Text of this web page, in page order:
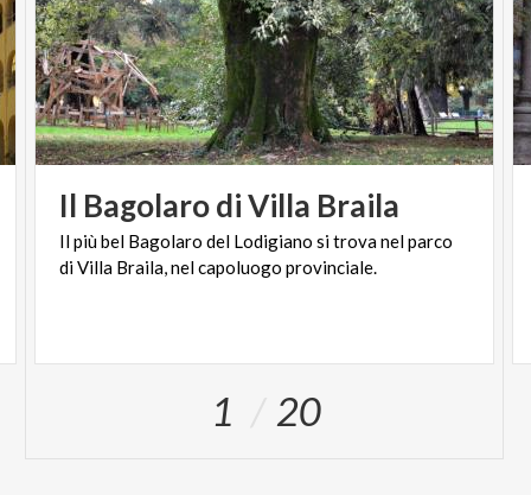
Il BagolarodiVilla Braila
Ilpiùbel Bagolaro del Lodigiano sitrovanelparco
diVilla Braila,nelcapoluogo provinciale.
1 20